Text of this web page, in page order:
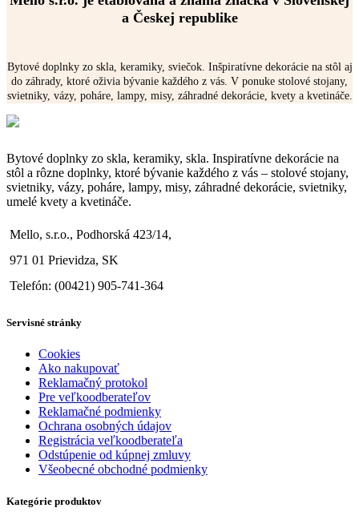
a Českej republike
Bytové doplnky zo skla, keramiky, sviečok. Inšpiratívne dekorácie na stôl aj
do záhrady, ktoré oživia bývanie každého z vás. V ponuke stolové stojany,
svietniky, vázy, poháre, lampy, misy, záhradné dekorácie, kvety a kvetináče.
Bytové doplnky zo skla, keramiky, skla. Inspiratívne dekorácie na
stôl a rôzne doplnky, ktoré bývanie každého z vás – stolové stojany,
svietniky, vázy, poháre, lampy, misy, záhradné dekorácie, svietniky,
umelé kvety a kvetináče.
Mello, s.r.o., Podhorská 423/14,
971 01 Prievidza, SK
Telefón: (00421) 905-741-364
Servisné stránky
Cookies
Ako nakupovať
Reklamačný protokol
Pre veľkoodberateľov
Reklamačné podmienky
Ochrana osobných údajov
Registrácia veľkoodberateľa
Odstúpenie od kúpnej zmluvy
Všeobecné obchodné podmienky
Kategórie produktov